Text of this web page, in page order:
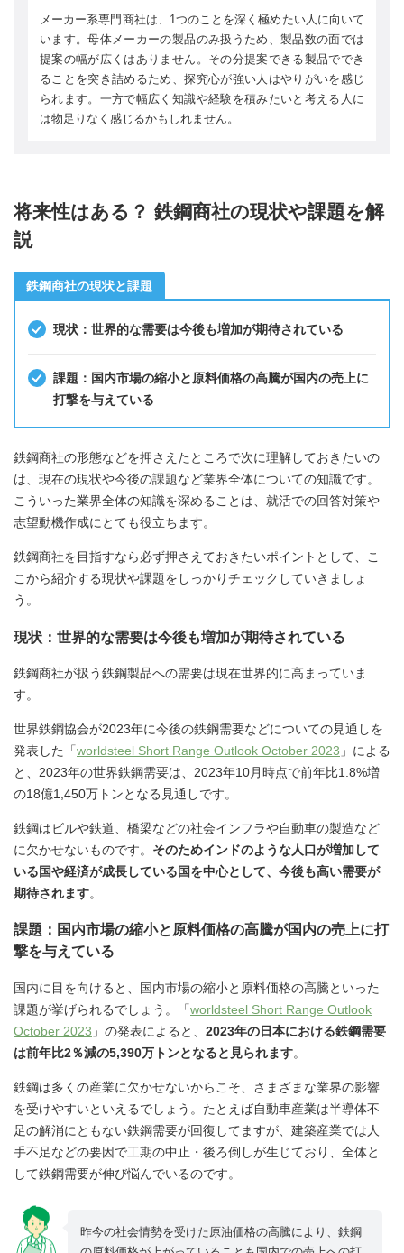
メーカー系専門商社は、1つのことを深く極めたい人に向いて
います。母体メーカーの製品のみ扱うため、製品数の面では
提案の幅が広くはありません。その分提案できる製品ででき
ることを突き詰めるため、探究心が強い人はやりがいを感じ
られます。一方で幅広く知識や経験を積みたいと考える人に
は物足りなく感じるかもしれません。
将来性はある？ 鉄鋼商社の現状や課題を解
説
鉄鋼商社の現状と課題
現状：世界的な需要は今後も増加が期待されている
課題：国内市場の縮小と原料価格の高騰が国内の売上に
打撃を与えている
鉄鋼商社の形態などを押さえたところで次に理解しておきたいの
は、現在の現状や今後の課題など業界全体についての知識です。
こういった業界全体の知識を深めることは、就活での回答対策や
志望動機作成にとても役立ちます。
鉄鋼商社を目指すなら必ず押さえておきたいポイントとして、こ
こから紹介する現状や課題をしっかりチェックしていきましょ
う。
現状：世界的な需要は今後も増加が期待されている
鉄鋼商社が扱う鉄鋼製品への需要は現在世界的に高まっていま
す。
世界鉄鋼協会が2023年に今後の鉄鋼需要などについての見通しを
発表した「worldsteel Short Range Outlook October 2023 」による
と、2023年の世界鉄鋼需要は、2023年10月時点で前年比1.8%増
の18億1,450万トンとなる見通しです。
鉄鋼はビルや鉄道、橋梁などの社会インフラや自動車の製造など
に欠かせないものです。 そのためインドのような人口が増加して
いる国や経済が成長している国を中心として、今後も高い需要が
期待されます。
課題：国内市場の縮小と原料価格の高騰が国内の売上に打
撃を与えている
国内に目を向けると、国内市場の縮小と原料価格の高騰といった
課題が挙げられるでしょう。「worldsteel Short Range Outlook
October 2023 」の発表によると、 2023年の日本における鉄鋼需要
は前年比2％減の5,390万トンとなると見られます。
鉄鋼は多くの産業に欠かせないからこそ、さまざまな業界の影響
を受けやすいといえるでしょう。たとえば自動車産業は半導体不
足の解消にともない鉄鋼需要が回復してますが、建築産業では人
手不足などの要因で工期の中止・後ろ倒しが生じており、全体と
して鉄鋼需要が伸び悩んでいるのです。
昨今の社会情勢を受けた原油価格の高騰により、鉄鋼